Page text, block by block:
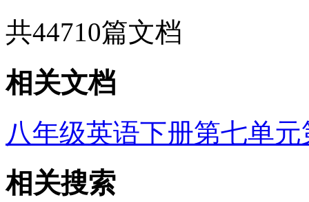
共44710篇文档
相关文档
八年级英语下册第七单元
相关搜索